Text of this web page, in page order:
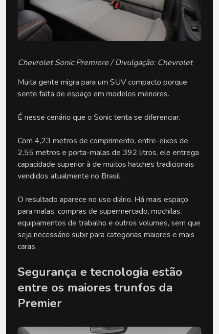
Chevrolet Sonic Premiere / Divulgação: Chevrolet
Muita gente migra para um SUV compacto porque
sente falta de espaço em modelos menores.
É nesse cenário que o Sonic tenta se diferenciar.
Com 4,23 metros de comprimento, entre-eixos de
2,55 metros e porta-malas de 392 litros, ele entrega
capacidade superior à de muitos hatches tradicionais
vendidos atualmente no Brasil.
O resultado aparece no uso diário. Há mais espaço
para malas, compras de supermercado, mochilas,
equipamentos de trabalho e outros volumes, sem que
seja necessário subir para categorias maiores e mais
caras.
Segurança e tecnologia estão
entre os maiores trunfos da
Premier